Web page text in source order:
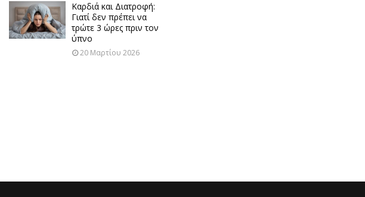
Καρδιά και Διατροφή:
Γιατί δεν πρέπει να
τρώτε 3 ώρες πριν τον
ύπνο
20 Μαρτίου 2026